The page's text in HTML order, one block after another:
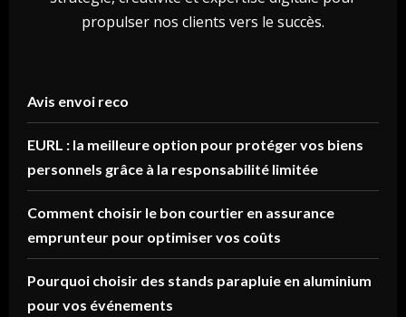
propulser nos clients vers le succès.
Avis envoi reco
EURL : la meilleure option pour protéger vos biens
personnels grâce à la responsabilité limitée
Comment choisir le bon courtier en assurance
emprunteur pour optimiser vos coûts
Pourquoi choisir des stands parapluie en aluminium
pour vos événements